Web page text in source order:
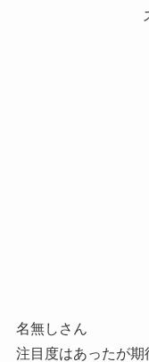
名無しさん
注目度はあったが期